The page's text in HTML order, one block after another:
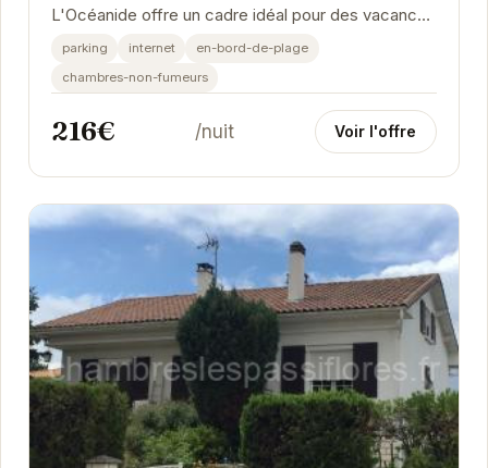
L'Océanide offre un cadre idéal pour des vacances
en bord de mer. Cet appartement F2, confortable
parking internet
en-bord-de-plage
chambres-non-fumeurs
216€ /nuit Voir l'offre